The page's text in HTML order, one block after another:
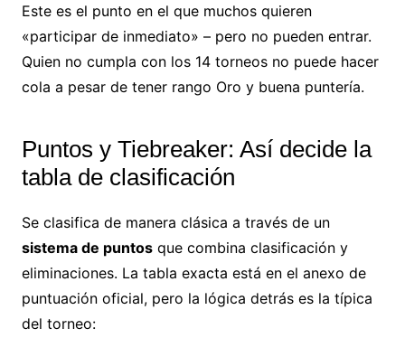
Este es el punto en el que muchos quieren
«participar de inmediato» – pero no pueden entrar.
Quien no cumpla con los 14 torneos no puede hacer
cola a pesar de tener rango Oro y buena puntería.
Puntos y Tiebreaker: Así decide la
tabla de clasificación
Se clasifica de manera clásica a través de un
sistema de puntosque combina clasificación y
eliminaciones. La tabla exacta está en el anexo de
puntuación oficial, pero la lógica detrás es la típica
del torneo: